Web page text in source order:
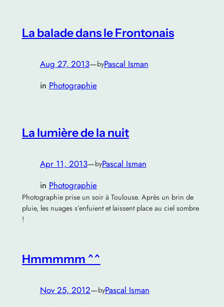
La balade dans le Frontonais
Aug 27, 2013—byPascal Isman
in Photographie
La lumière de la nuit
Apr 11, 2013—byPascal Isman
in Photographie
Photographie prise un soir à Toulouse. Après un brin de
pluie, les nuages s’enfuient et laissent place au ciel sombre
!
Hmmmmm ^^
Nov 25, 2012—byPascal Isman